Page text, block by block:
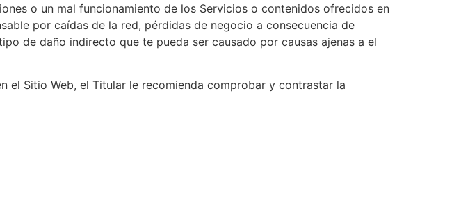
o un mal funcionamiento de los Servicios o contenidos ofrecidos en
por caídas de la red, pérdidas de negocio a consecuencia de
de daño indirecto que te pueda ser causado por causas ajenas a el
el Sitio Web, el Titular le recomienda comprobar y contrastar la